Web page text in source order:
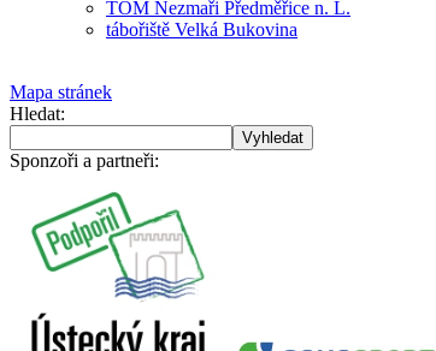
TOM Nezmaři Předměřice n. L.
tábořiště Velká Bukovina
Mapa stránek
Hledat:
Sponzoři a partneři: